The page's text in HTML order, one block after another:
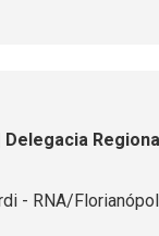
Delegacia
- RNA/